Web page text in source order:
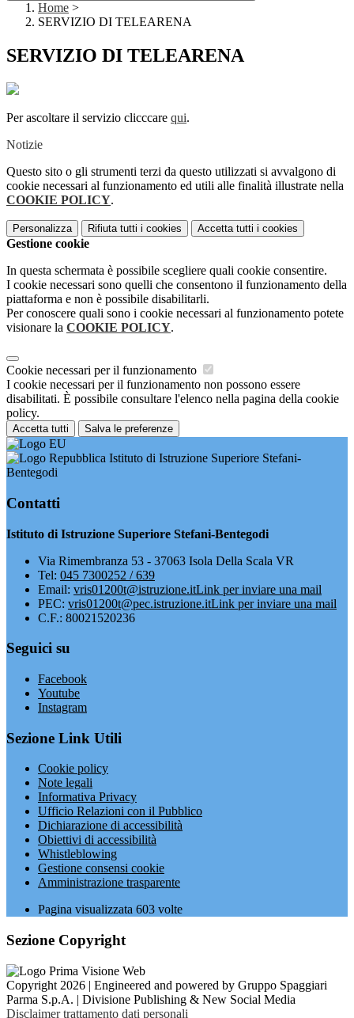
Home >
SERVIZIO DI TELEARENA
SERVIZIO DI TELEARENA
Per ascoltare il servizio clicccare qui.
Notizie
Questo sito o gli strumenti terzi da questo utilizzati si avvalgono di
cookie necessari al funzionamento ed utili alle finalità illustrate nella
COOKIE POLICY.
Personalizza Rifiuta tutti i cookies Accetta tutti i cookies
Gestione cookie
In questa schermata è possibile scegliere quali cookie consentire.
I cookie necessari sono quelli che consentono il funzionamento della
piattaforma e non è possibile disabilitarli.
Per conoscere quali sono i cookie necessari al funzionamento potete
visionare la COOKIE POLICY.
Cookie necessari per il funzionamento
I cookie necessari per il funzionamento non possono essere
disabilitati. È possibile consultare l'elenco nella pagina della cookie
policy.
Accetta tutti Salva le preferenze
Istituto di Istruzione Superiore Stefani-
Bentegodi
Contatti
Istituto di Istruzione Superiore Stefani-Bentegodi
Via Rimembranza 53 - 37063 Isola Della Scala VR
Tel: 045 7300252 / 639
Email: vris01200t@istruzione.itLink per inviare una mail
PEC: vris01200t@pec.istruzione.itLink per inviare una mail
C.F.: 80021520236
Seguici su
Facebook
Youtube
Instagram
Sezione Link Utili
Cookie policy
Note legali
Informativa Privacy
Ufficio Relazioni con il Pubblico
Dichiarazione di accessibilità
Obiettivi di accessibilità
Whistleblowing
Gestione consensi cookie
Amministrazione trasparente
Pagina visualizzata 603 volte
Sezione Copyright
Copyright 2026 | Engineered and powered by Gruppo Spaggiari
Parma S.p.A. | Divisione Publishing & New Social Media
Disclaimer trattamento dati personali